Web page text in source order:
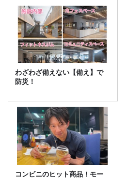
わざわざ備えない【備え】で
防災！
コンビニのヒット商品！モー